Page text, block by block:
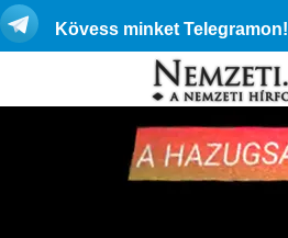
Kövess minket Telegramon!